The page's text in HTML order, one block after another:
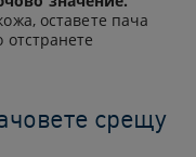
оставете пача
отстранете
срещу